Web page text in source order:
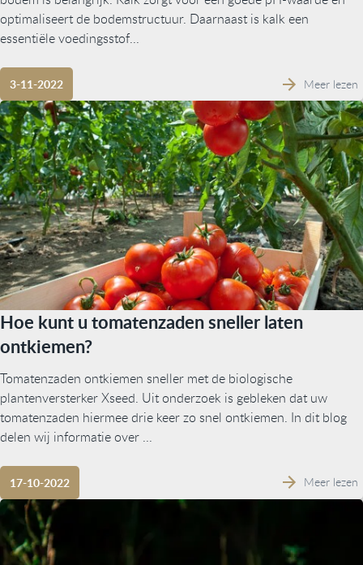
optimaliseert de bodemstructuur. Daarnaast is kalk een
essentiële voedingsstof...
3-11-2022 Meer lezen
Hoe kunt u tomatenzaden sneller laten
ontkiemen?
Tomatenzaden ontkiemen sneller met de biologische
plantenversterker Xseed. Uit onderzoek is gebleken dat uw
tomatenzaden hiermee drie keer zo snel ontkiemen. In dit blog
delen wij informatie over ...
17-10-2022 Meer lezen